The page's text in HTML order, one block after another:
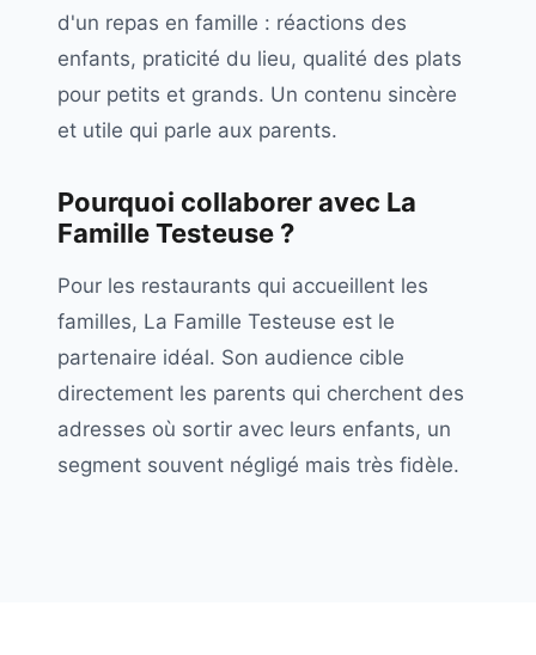
d'un repas en famille : réactions des
enfants, praticité du lieu, qualité des plats
pour petits et grands. Un contenu sincère
et utile qui parle aux parents.
Pourquoi collaborer avec La
Famille Testeuse ?
Pour les restaurants qui accueillent les
familles, La Famille Testeuse est le
partenaire idéal. Son audience cible
directement les parents qui cherchent des
adresses où sortir avec leurs enfants, un
segment souvent négligé mais très fidèle.